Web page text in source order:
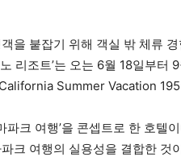
을 붙잡기 위해 객실 밖 체류
리조트’는 오는 6월 18일부터
Summer Vacation
파크 여행’을 콘셉트로 한 호텔
크 여행의 실용성을 결합한 것